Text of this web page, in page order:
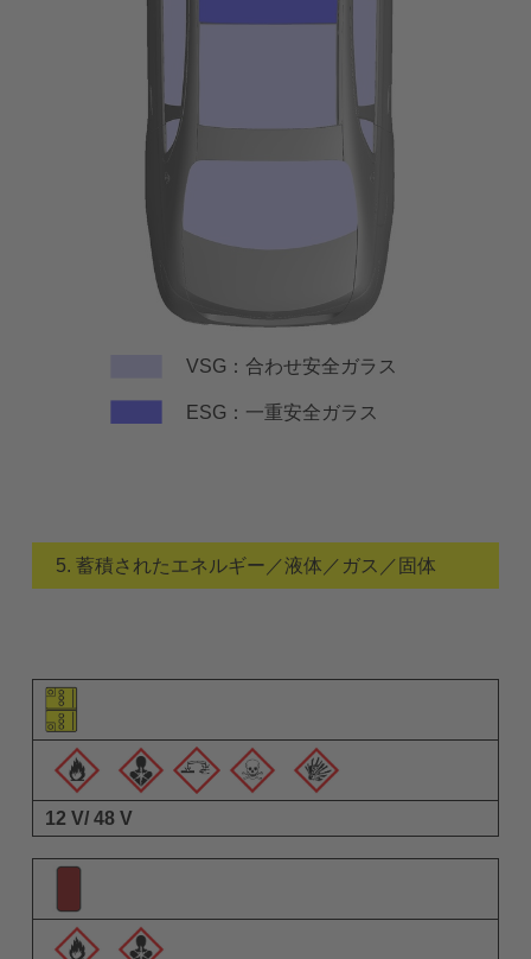
VSG：合わせ安全ガラス
ESG：一重安全ガラス
5. 蓄積されたエネルギー／液体／ガス／固体
要素のピクトグラム
警告ピクトグラム
説明
12 V/ 48 V